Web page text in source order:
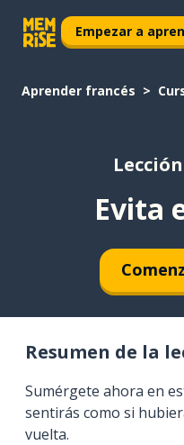
Empezar a
Aprender francés
Evita
Resumen de la
Sumérgete ahora en
sentirás como si
vuelta.